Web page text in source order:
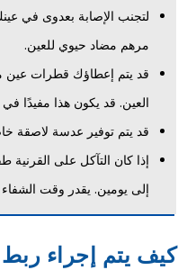
لتجنب الإصابة بعدوى في
مرهم مضاد حيوي للعين.
قد يتم إعطاؤك قطرات عين
العين. قد يكون هذا مفيدًا في
قد يتم توفير عدسة لاصقة
إذا كان التآكل على
إلى يومين. يقدر وقت الشفاء
كيف يتم إجراء ربط